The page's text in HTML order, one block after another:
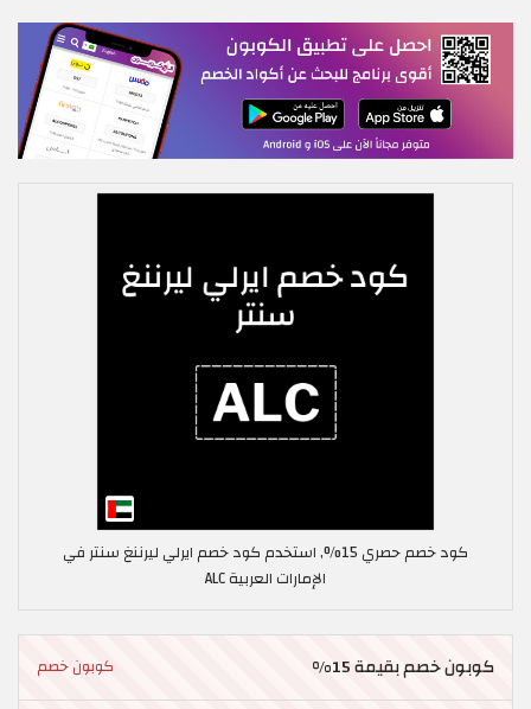
كود خصم حصري 15%, استخدم كود خصم ايرلي ليرننغ سنتر في
الإمارات العربية ALC
كوبون خصم بقيمة 15% كوبون خصم